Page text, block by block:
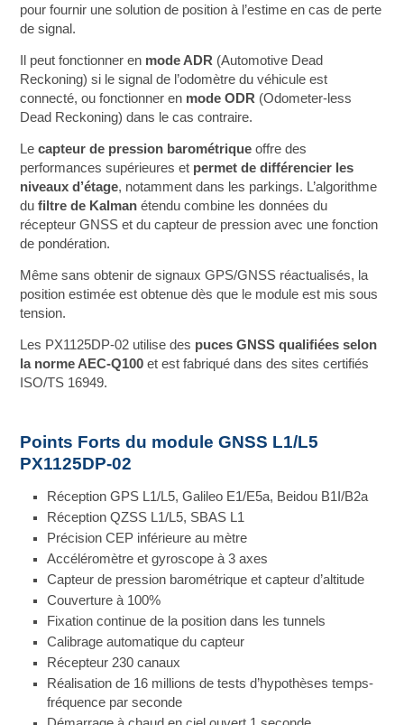
pour fournir une solution de position à l’estime en cas de perte
de signal.
Il peut fonctionner en mode ADR (Automotive Dead
Reckoning) si le signal de l’odomètre du véhicule est
connecté, ou fonctionner en mode ODR (Odometer-less
Dead Reckoning) dans le cas contraire.
Lecapteur de pression barométrique offre des
performances supérieures et permet de différencier les
niveaux d’étage, notamment dans les parkings. L’algorithme
dufiltre de Kalman étendu combine les données du
récepteur GNSS et du capteur de pression avec une fonction
de pondération.
Même sans obtenir de signaux GPS/GNSS réactualisés, la
position estimée est obtenue dès que le module est mis sous
tension.
Les PX1125DP-02 utilise des puces GNSS qualifiées selon
la norme AEC-Q100 et est fabriqué dans des sites certifiés
ISO/TS 16949.
Points Forts du module GNSS L1/L5
PX1125DP-02
Réception GPS L1/L5, Galileo E1/E5a, Beidou B1I/B2a
Réception QZSS L1/L5, SBAS L1
Précision CEP inférieure au mètre
Accéléromètre et gyroscope à 3 axes
Capteur de pression barométrique et capteur d’altitude
Couverture à 100%
Fixation continue de la position dans les tunnels
Calibrage automatique du capteur
Récepteur 230 canaux
Réalisation de 16 millions de tests d’hypothèses temps-
fréquence par seconde